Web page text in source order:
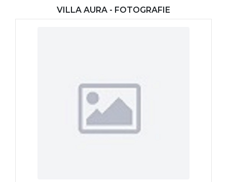
VILLA AURA - FOTOGRAFIE